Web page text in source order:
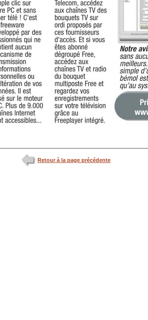
Retour à la page précédente